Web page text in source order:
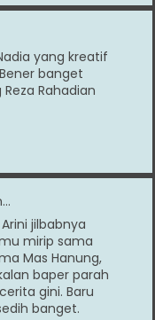
yang kreatif
banget
Rahadian
jilbabnya
mirip sama
Mas Hanung,
baper parah
gini. Baru
banget.